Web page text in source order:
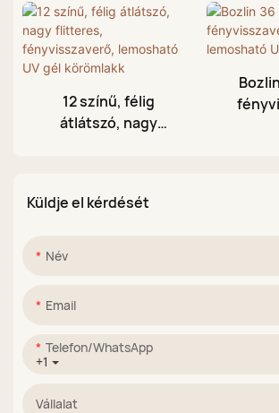
fényvisszaverő
géllakk
12 színű, félig
átlátszó, nagy
körömlakk
Küldje el kérdését
Név
Email
+1
Telefon/WhatsApp
Vállalat